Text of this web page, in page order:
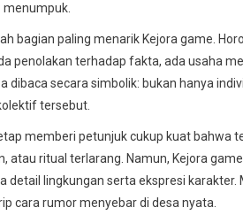
menumpuk.
bagian paling menarik Kejora game.
penolakan terhadap fakta, ada usaha
dibaca secara simbolik: bukan hanya
tersebut.
memberi petunjuk cukup kuat
atau ritual terlarang. Namun, Kejora
detail lingkungan serta ekspresi
cara rumor menyebar di desa nyata.